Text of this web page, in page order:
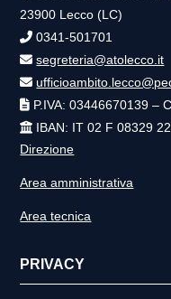
23900 Lecco (LC)
0341-501701
segreteria@atolecco.it
P.IVA: 03446670139 –
IBAN: IT 02 F 08329
Direzione
Area amministrativa
Area tecnica
PRIVACY